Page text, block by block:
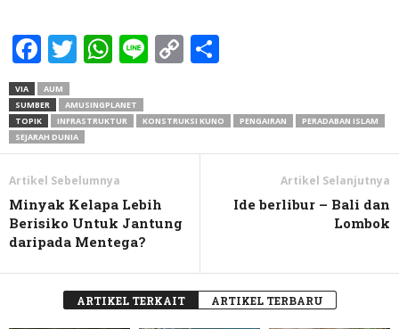
Facebook
Twitter
WhatsApp
LineCopy
VIA
AUM
SUMBER
AMUSINGPLANET
TOPIK
INFRASTRUKTUR KONSTRUKSI KUNO PENGAIRAN
PERADABAN ISLAM
SEJARAH DUNIA
Artikel Sebelumnya
Minyak Kelapa Lebih
Berisiko Untuk Jantung
daripada Mentega?
Artikel Selanjutnya
Ide berlibur – Bali dan
Lombok
ARTIKEL TERKAIT ARTIKEL TERBARU